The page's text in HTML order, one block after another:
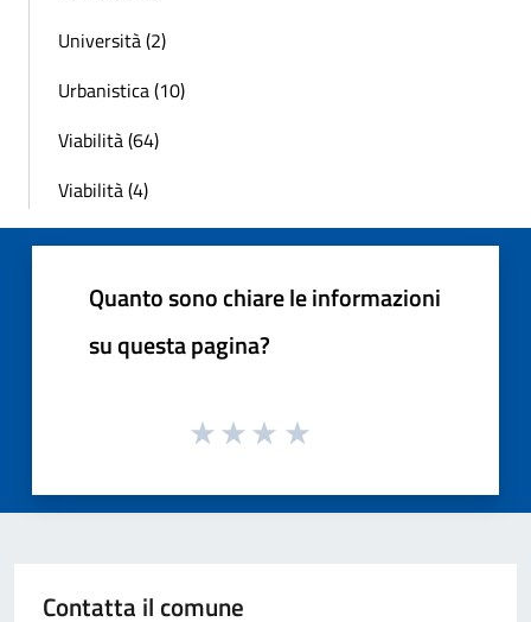
Università (2)
Urbanistica (10)
Viabilità (64)
Viabilità (4)
Quanto sono chiare le informazioni
su questa pagina?
Contatta il comune